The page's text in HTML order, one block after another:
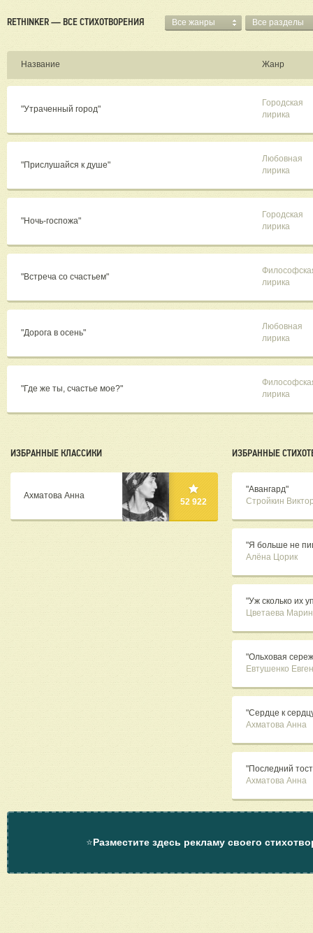
RETHINKER — ВСЕ СТИХОТВОРЕНИЯ Все жанры Все разделы
Название Жанр
"Утраченный город"
Городская
лирика
"Прислушайся к душе"
Любовная
лирика
"Ночь-госпожа"
Городская
лирика
"Встреча со счастьем"
лирика
"Дорога в осень"
Любовная
лирика
"Где же ты, счастье мое?"
лирика
ИЗБРАННЫЕ КЛАССИКИ
Ахматова Анна
52 922
ИЗБРАННЫЕ
"Авангард"
Стройкин
"Я больше не
Алёна Цорик
"Уж сколько их
Цветаева
"Ольховая
Евтушенко
"Сердце к
Ахматова Анна
"Последний
Ахматова Анна
⭐Разместите здесь рекламу своего